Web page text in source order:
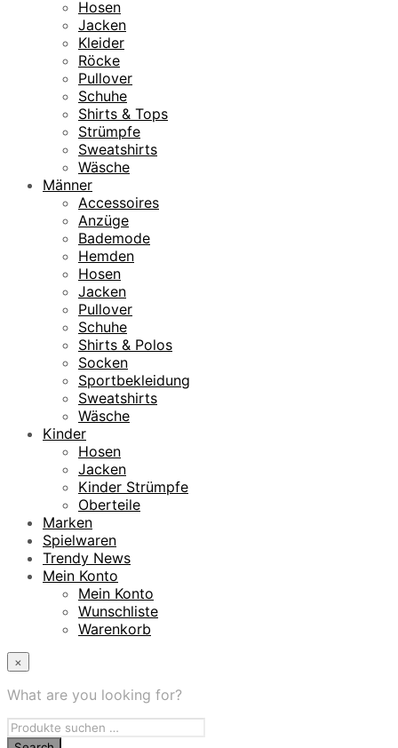
Hosen
Jacken
Kleider
Röcke
Pullover
Schuhe
Shirts & Tops
Strümpfe
Sweatshirts
Wäsche
Männer
Accessoires
Anzüge
Bademode
Hemden
Hosen
Jacken
Pullover
Schuhe
Shirts & Polos
Socken
Sportbekleidung
Sweatshirts
Wäsche
Kinder
Hosen
Jacken
Kinder Strümpfe
Oberteile
Marken
Spielwaren
Trendy News
Mein Konto
Mein Konto
Wunschliste
Warenkorb
×
What are you looking for?